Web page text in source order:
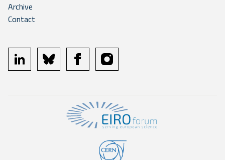
Archive
Contact
linkedin bluesky facebookinstagram